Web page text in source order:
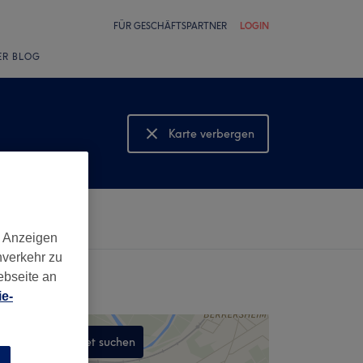
FÜR GESCHÄFTSPARTNER LOGIN
BLOG
Karte verbergen
Karte anzeigen
In diesem Gebiet suchen
zu
an